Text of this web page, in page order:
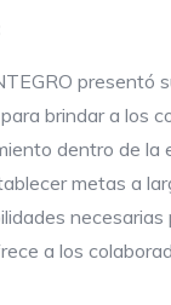
presentó
brindar a los
dentro de la
metas a
necesarias
a los